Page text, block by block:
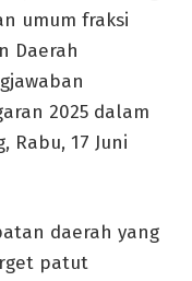
umum fraksi
Daerah
2025 dalam
Rabu, 17 Juni
daerah yang
patut